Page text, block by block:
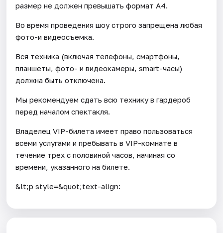
размер не должен превышать формат А4.
Во время проведения шоу строго запрещена любая
фото-и видеосъемка.
Вся техника (включая телефоны, смартфоны,
планшеты, фото- и видеокамеры, smart-часы)
должна быть отключена.
Мы рекомендуем сдать всю технику в гардероб
перед началом спектакля.
Владелец VIP-билета имеет право пользоваться
всеми услугами и пребывать в VIP-комнате в
течение трех с половиной часов, начиная со
времени, указанного на билете.
&lt;p style=&quot;text-align: